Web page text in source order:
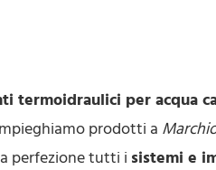
termoidraulici per acqua
prodotti a
perfezione tutti i sistemi e